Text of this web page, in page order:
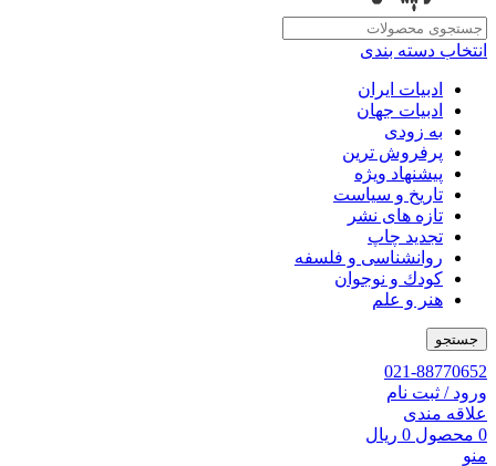
انتخاب دسته بندی
ادبیات ایران
ادبیات جهان
به زودی
پرفروش ترین
پیشنهاد ویژه
تاریخ و سیاست
تازه های نشر
تجدید چاپ
روانشناسی و فلسفه
کودك و نوجوان
هنر و علم
جستجو
021-88770652
ورود / ثبت نام
علاقه مندی
0 محصول 0 ریال
منو